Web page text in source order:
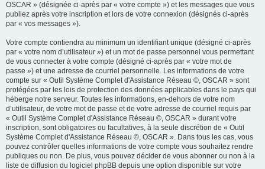
OSCAR » (désignée ci-après par « votre compte ») et les messages que vous
publiez après votre inscription et lors de votre connexion (désignés ci-après
par « vos messages »).
Votre compte contiendra au minimum un identifiant unique (désigné ci-après
par « votre nom d’utilisateur ») et un mot de passe personnel vous permettant
de vous connecter à votre compte (désigné ci-après par « votre mot de
passe ») et une adresse de courriel personnelle. Les informations de votre
compte sur « Outil Système Complet d'Assistance Réseau ©, OSCAR » sont
protégées par les lois de protection des données applicables dans le pays qui
héberge notre serveur. Toutes les informations, en-dehors de votre nom
d’utilisateur, de votre mot de passe et de votre adresse de courriel requis par
« Outil Système Complet d'Assistance Réseau ©, OSCAR » durant votre
inscription, sont obligatoires ou facultatives, à la seule discrétion de « Outil
Système Complet d'Assistance Réseau ©, OSCAR ». Dans tous les cas, vous
pouvez contrôler quelles informations de votre compte vous souhaitez rendre
publiques ou non. De plus, vous pouvez décider de vous abonner ou non à la
liste de diffusion du logiciel phpBB depuis une option disponible sur votre